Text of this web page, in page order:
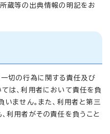
蔵等の出典情報の明記をお
切の行為に関する責任及び
は、利用者において責任を負
いません。また、利用者と第三
利用者がその責任を負うこと